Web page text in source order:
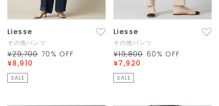
Liesse
その他パンツ
¥29,700 70 % OFF
¥8,910
SALE
Liesse
その他パンツ
¥19,800 60 % OFF
¥7,920
SALE